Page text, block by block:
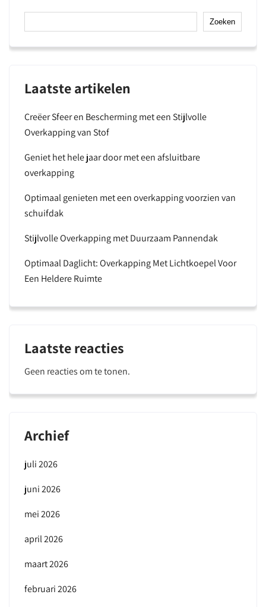
Zoeken
Laatste artikelen
Creëer Sfeer en Bescherming met een Stijlvolle
Overkapping van Stof
Geniet het hele jaar door met een afsluitbare
overkapping
Optimaal genieten met een overkapping voorzien van
schuifdak
Stijlvolle Overkapping met Duurzaam Pannendak
Optimaal Daglicht: Overkapping Met Lichtkoepel Voor
Een Heldere Ruimte
Laatste reacties
Geen reacties om te tonen.
Archief
juli 2026
juni 2026
mei 2026
april 2026
maart 2026
februari 2026